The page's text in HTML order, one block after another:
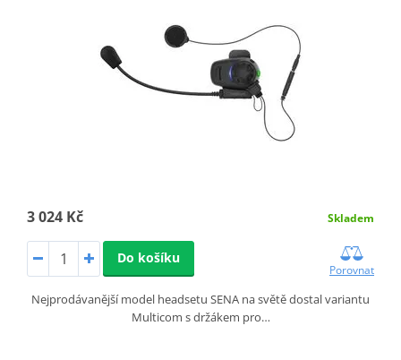
3 024 Kč Skladem
Do košíku
Porovnat
Nejprodávanější model headsetu SENA na světě dostal variantu
Multicom s držákem pro…